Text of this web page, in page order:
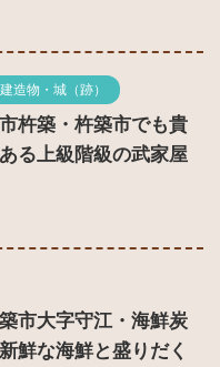
造物・城（跡）
杵築・杵築市でも貴
る上級階級の武家屋
市大字守江・海鮮炭
鮮な海鮮と盛りだく